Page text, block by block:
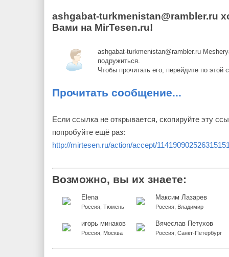
ashgabat-turkmenistan@rambler.ru
Вами на MirTesen.ru!
ashgabat-turkmenistan@rambler.ru
подружиться.
Чтобы прочитать его, перейдите по этой
Прочитать сообщение...
Если ссылка не открывается, скопируйте эту
попробуйте ещё раз:
http://mirtesen.ru/action/accept/
Возможно, вы их знаете:
Elena
Россия, Тюмень
Максим Лазарев
Россия, Владимир
игорь минаков
Россия, Москва
Вячеслав Петухов
Россия, Санкт-Петербург